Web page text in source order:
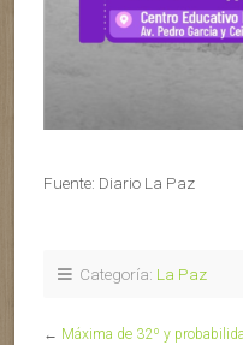
Fuente: Diario La Paz
Categoría: La Paz
← Máxima de 32º y